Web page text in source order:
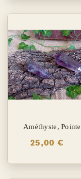
Améthyste, Pointe
25,00 €